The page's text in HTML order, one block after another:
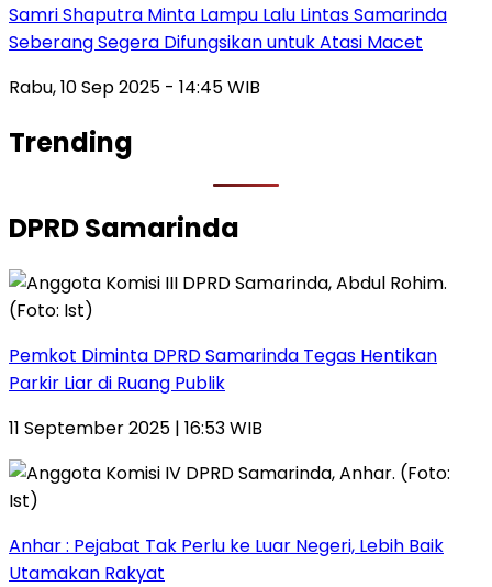
Samri Shaputra Minta Lampu Lalu Lintas Samarinda
Seberang Segera Difungsikan untuk Atasi Macet
Rabu, 10 Sep 2025 - 14:45 WIB
Trending
DPRD Samarinda
Pemkot Diminta DPRD Samarinda Tegas Hentikan
Parkir Liar di Ruang Publik
11 September 2025 | 16:53 WIB
Anhar : Pejabat Tak Perlu ke Luar Negeri, Lebih Baik
Utamakan Rakyat